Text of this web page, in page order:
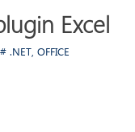
Excel
.NET, OFFICE